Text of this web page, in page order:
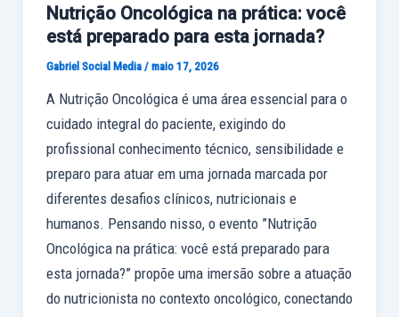
Nutrição Oncológica na prática: você
está preparado para esta jornada?
Gabriel Social Media / maio 17, 2026
A Nutrição Oncológica é uma área essencial para o
cuidado integral do paciente, exigindo do
profissional conhecimento técnico, sensibilidade e
preparo para atuar em uma jornada marcada por
diferentes desafios clínicos, nutricionais e
humanos. Pensando nisso, o evento ”Nutrição
Oncológica na prática: você está preparado para
esta jornada?” propõe uma imersão sobre a atuação
do nutricionista no contexto oncológico, conectando